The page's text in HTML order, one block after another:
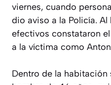
viernes, cuando
dio aviso a la Policía. Al
efectivos constataron
a la víctima como
Dentro de la habitación